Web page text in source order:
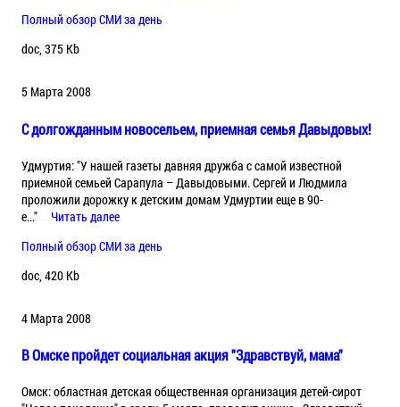
Полный обзор СМИ за день
doc, 375 Kb
5 Марта 2008
С долгожданным новосельем, приемная семья Давыдовых!
Удмуртия: "У нашей газеты давняя дружба с самой известной
приемной семьей Сарапула – Давыдовыми. Сергей и Людмила
проложили дорожку к детским домам Удмуртии еще в 90-
е..."
Читать далее
Полный обзор СМИ за день
doc, 420 Kb
4 Марта 2008
В Омске пройдет социальная акция "Здравствуй, мама"
Омск: областная детская общественная организация детей-сирот